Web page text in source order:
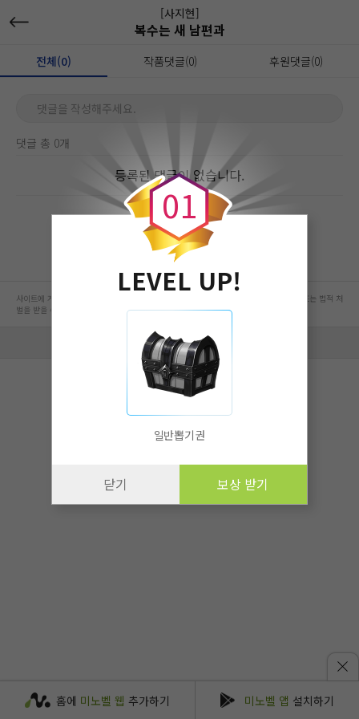
[사지현]
복수는 새 남편과
전체(0) 작품댓글(0) 후원댓글(0)
댓글을 작성해주세요.
댓글 총 0개
등록된 댓글이 없습니다.
0
0
1
LEVEL UP!
일반뽑기권
닫기 보상 받기
홈에 미노벨 웹 추가하기 미노벨 앱 설치하기
사이트에 게시된 컨텐츠는 저작권자의 권리가 있는 컨텐츠로서 무단 복제, 전송, 수정, 배포는 법적 처
벌을 받을 수 있습니다.
회사 정보 자세히 보기